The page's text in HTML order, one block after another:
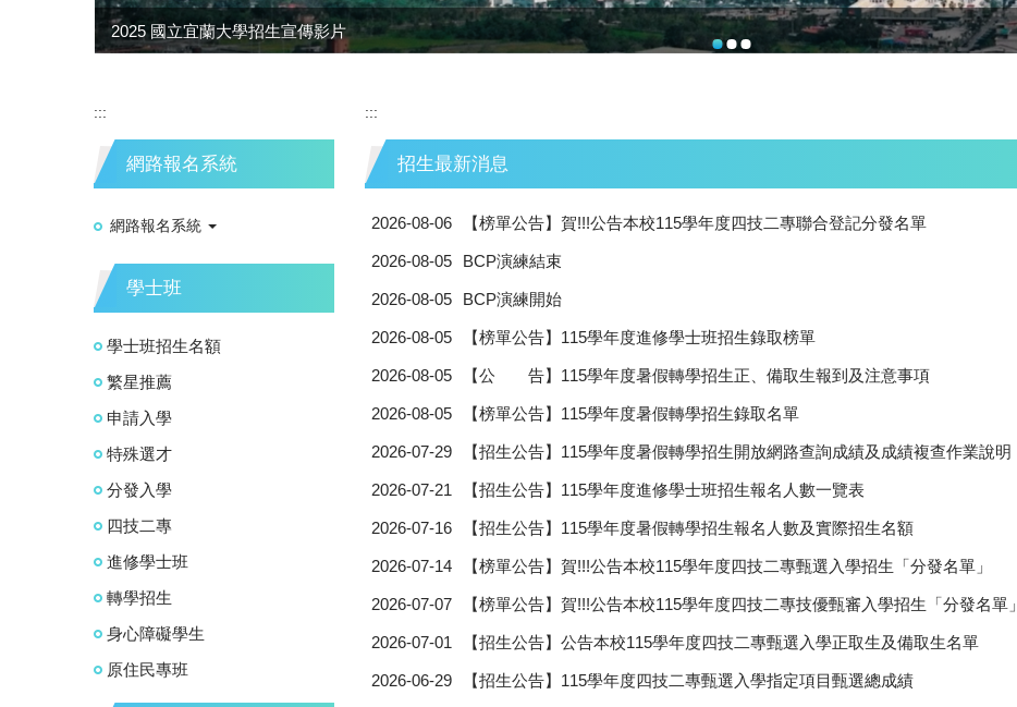
2025 國立宜蘭大學招生宣傳影片
:::
網路報名系統
網路報名系統
學士班
學士班招生名額
繁星推薦
申請入學
特殊選才
分發入學
四技二專
進修學士班
轉學招生
身心障礙學生
原住民專班
:::
招生最新消息
2026-08-06 【榜單公告】賀!!!公告本校115學年度四技二專聯合登記分發名單
2026-08-05 BCP演練結束
2026-08-05 BCP演練開始
2026-08-05 【榜單公告】115學年度進修學士班招生錄取榜單
2026-08-05 【公 告】115學年度暑假轉學招生正、備取生報到及注意事項
2026-08-05 【榜單公告】115學年度暑假轉學招生錄取名單
2026-07-29 【招生公告】115學年度暑假轉學招生開放網路查詢成績及成績複查作業說明
2026-07-21 【招生公告】115學年度進修學士班招生報名人數一覽表
2026-07-16 【招生公告】115學年度暑假轉學招生報名人數及實際招生名額
2026-07-14 【榜單公告】賀!!!公告本校115學年度四技二專甄選入學招生「分發名單」
2026-07-07 【榜單公告】賀!!!公告本校115學年度四技二專技優甄審入學招生「分發名單」
2026-07-01 【招生公告】公告本校115學年度四技二專甄選入學正取生及備取生名單
2026-06-29 【招生公告】115學年度四技二專甄選入學指定項目甄選總成績